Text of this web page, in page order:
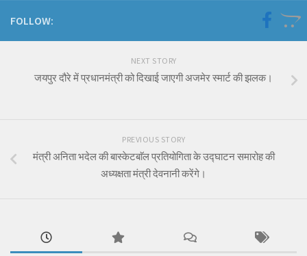
FOLLOW:
NEXT STORY
जयपुर दौरे में प्रधानमंत्री को दिखाई जाएगी अजमेर स्मार्ट की झलक।
PREVIOUS STORY
मंत्री अनिता भदेल की बास्केटबाॅल प्रतियोगिता के उद्घाटन समारोह की
अध्यक्षता मंत्री देवनानी करेंगे।